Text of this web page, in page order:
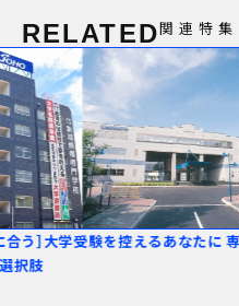
RELATED関連特集
専門